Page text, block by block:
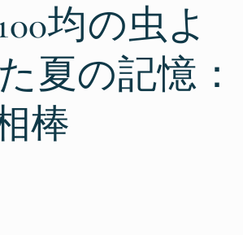
均の虫よ
夏の記憶：
棒